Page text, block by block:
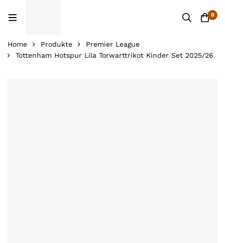
0
Home Produkte
Premier League
Tottenham Hotspur Lila Torwarttrikot Kinder Set 2025/26